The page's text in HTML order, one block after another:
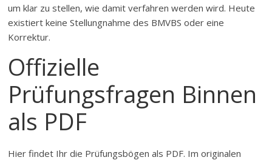
um klar zu stellen, wie damit verfahren werden wird. Heute
existiert keine Stellungnahme des BMVBS oder eine
Korrektur.
Offizielle
Prüfungsfragen Binnen
als PDF
Hier findet Ihr die Prüfungsbögen als PDF. Im originalen